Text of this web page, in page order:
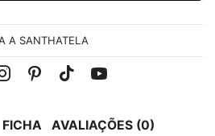
A SANTHATELA
InstagramPinterest
Tik-Youtube
FICHA AVALIAÇÕES (0)